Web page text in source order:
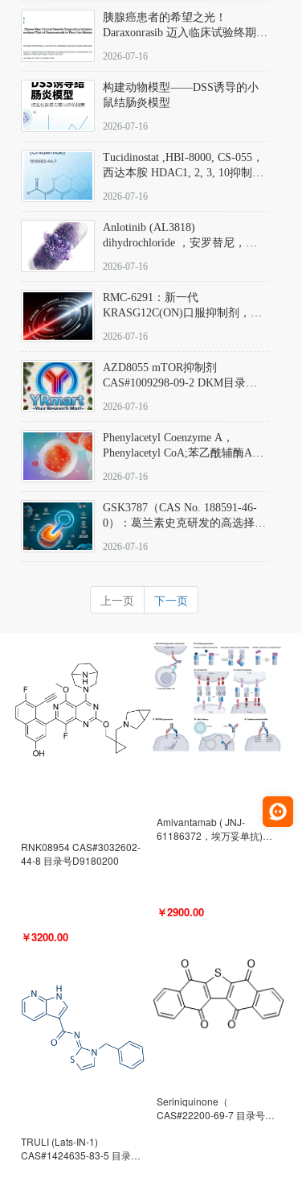
胰腺癌患者的希望之光！
Daraxonrasib 迈入临床试验终期阶
2026-07-16
构建动物模型——DSS诱导的小
鼠结肠炎模型
2026-07-16
Tucidinostat ,HBI-8000, CS-055，
西达本胺 HDAC1, 2, 3, 10抑制剂
D808567) - DKM活性分子
2026-07-16
Anlotinib (AL3818)
dihydrochloride ，安罗替尼，
Hydrochloride实验方法步骤SOP
2026-07-16
RMC-6291：新一代
KRASG12C(ON)口服抑制剂，
(Elironrasib)CAS#2641998-63-0
2026-07-16
AZD8055 mTOR抑制剂
CAS#1009298-09-2 DKM目录号
激酶抑制剂的深度剖析
2026-07-16
Phenylacetyl Coenzyme A，
Phenylacetyl CoA;苯乙酰辅酶A
2026-07-16
GSK3787（CAS No. 188591-46-
0）：葛兰素史克研发的高选择
抗剂，被广泛视为研究PPARδ核
靶点药理机制的金标准化学探
针。
2026-07-16
上一页 下一页
RNK08954 CAS#3032602-
44-8 目录号D9180200
￥3200.00
TRULI (Lats-IN-1)
CAS#1424635-83-5 目录号
Amivantamab ( JNJ-
61186372，埃万妥单抗)
￥2900.00
Seriniquinone（
CAS#22200-69-7 目录号